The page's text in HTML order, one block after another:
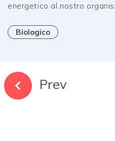
energetico al nostro
Biologico
Prev